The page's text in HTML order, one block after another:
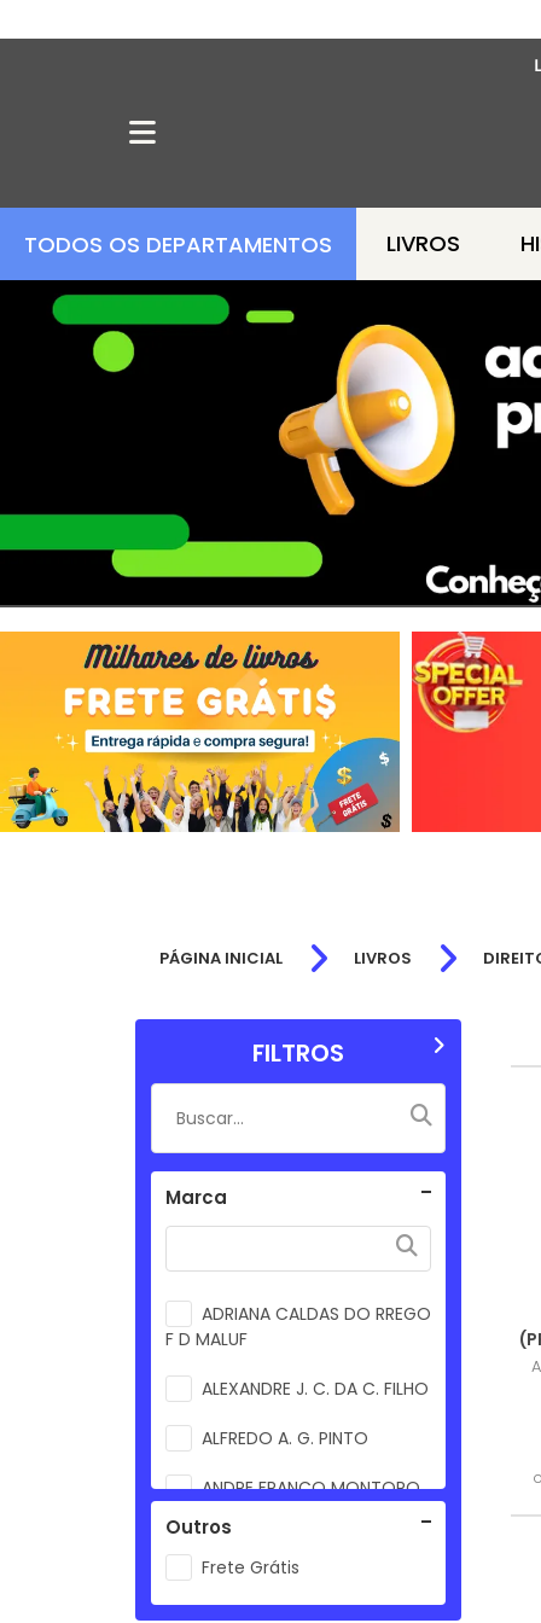
TODOS OS DEPARTAMENTOS LIVROS
PÁGINA INICIAL LIVROS
FILTROS
Marca
ADRIANA CALDAS DO RREGO
F D MALUF
ALEXANDRE J. C. DA C. FILHO
ALFREDO A. G. PINTO
ANDRE FRANCO MONTORO
ANTONIO ANASTASIA ; DIAS
TOFFOLI ; SIMONE TEBET
ANTONIO MARCIO DA
Outros
Frete Grátis